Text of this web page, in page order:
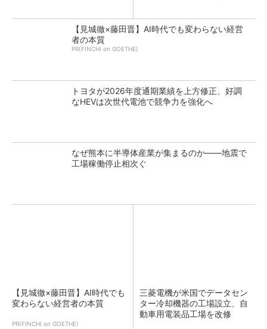
【見城徹×藤田晋】AI時代でも変わらない経営
者の本質
PR(FINCHI on GOETHE)
トヨタが2026年度通期業績を上方修正、好調
なHEVは次世代電池で競争力を強化へ
なぜ熊本に半導体産業が集まるのか――地震で
工場稼働停止相次ぐ
【見城徹×藤田晋】AI時代でも
変わらない経営者の本質
PR(FINCHI on GOETHE)
三菱電機が米国でデータセン
ター冷却機器の工場設立、自
動車用電装品工場を改修